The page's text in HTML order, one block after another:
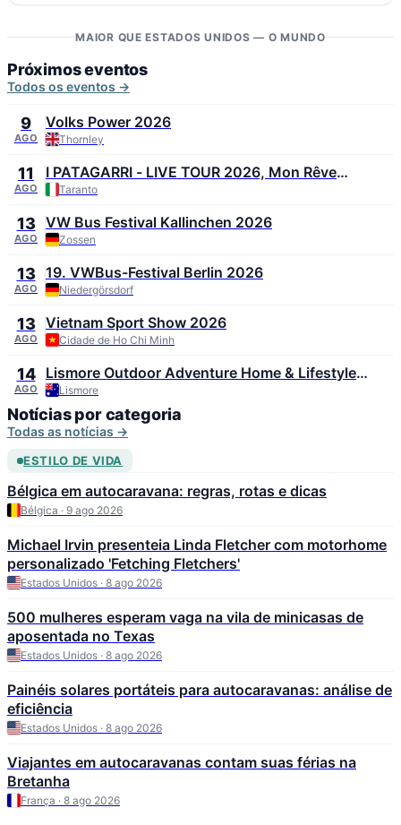
24
MAIOR QUE ESTADOS UNIDOS — O MUNDO
Próximos eventos
Todos os eventos →
9
AGO
Volks Power 2026
Thornley
11
AGO
I PATAGARRI - LIVE TOUR 2026, Mon Rêve
Summer Festival 2026
Taranto
13
AGO
VW Bus Festival Kallinchen 2026
Zossen
13
AGO
19. VWBus-Festival Berlin 2026
Niedergörsdorf
13
AGO
Vietnam Sport Show 2026
Cidade de Ho Chi Minh
14
AGO
Lismore Outdoor Adventure Home & Lifestyle
Expo 2026
Lismore
Notícias por categoria
Todas as notícias →
ESTILO DE VIDA
Bélgica em autocaravana: regras, rotas e dicas
Bélgica · 9 ago 2026
Michael Irvin presenteia Linda Fletcher com motorhome
personalizado 'Fetching Fletchers'
Estados Unidos · 8 ago 2026
500 mulheres esperam vaga na vila de minicasas de
aposentada no Texas
Estados Unidos · 8 ago 2026
Painéis solares portáteis para autocaravanas: análise de
eficiência
Estados Unidos · 8 ago 2026
Viajantes em autocaravanas contam suas férias na
Bretanha
França · 8 ago 2026